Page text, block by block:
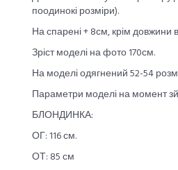
поодинокі розміри).
На спарені + 8см, крім довжини
Зріст моделі на фото 170см.
На моделі одягнений 52-54
Параметри моделі на момент
БЛОНДИНКА:
ОГ: 116 см.
ОТ: 85 см